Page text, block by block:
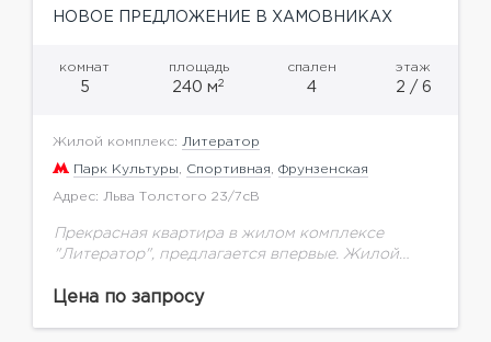
НОВОЕ ПРЕДЛОЖЕНИЕ В ХАМОВНИКАХ
комнат
5
площадь
240 м2
спален
4
этаж
2 / 6
Жилой комплекс: Литератор
Парк Культуры Спортивная Фрунзенская
Адрес: Льва Толстого 23/7сB
Прекрасная квартира в жилом комплексе
"Литератор", предлагается впервые. Жилой
паркингом, просторный двор для прогулок,
Цена по запросу